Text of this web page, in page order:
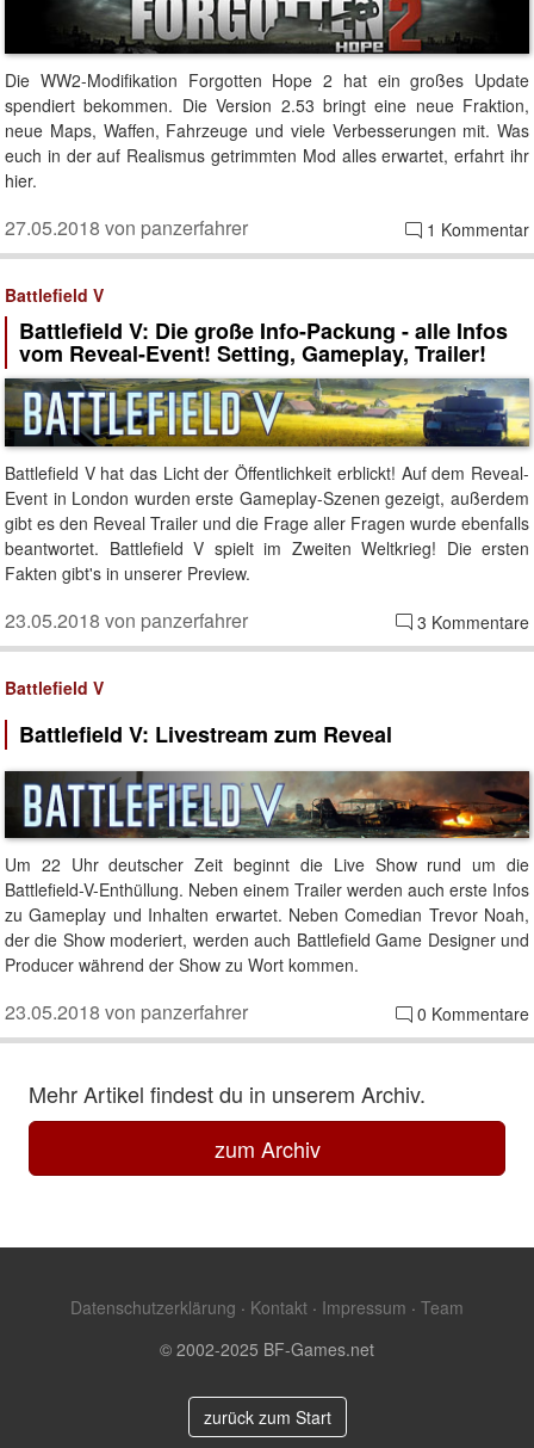
Die WW2-Modifikation Forgotten Hope 2 hat ein großes Update
spendiert bekommen. Die Version 2.53 bringt eine neue Fraktion,
neue Maps, Waffen, Fahrzeuge und viele Verbesserungen mit. Was
euch in der auf Realismus getrimmten Mod alles erwartet, erfahrt ihr
hier.
1 Kommentar
27.05.2018 von panzerfahrer
Battlefield V
Battlefield V: Die große Info-Packung - alle Infos
vom Reveal-Event! Setting, Gameplay, Trailer!
Battlefield V hat das Licht der Öffentlichkeit erblickt! Auf dem Reveal-
Event in London wurden erste Gameplay-Szenen gezeigt, außerdem
gibt es den Reveal Trailer und die Frage aller Fragen wurde ebenfalls
beantwortet. Battlefield V spielt im Zweiten Weltkrieg! Die ersten
Fakten gibt's in unserer Preview.
3 Kommentare
23.05.2018 von panzerfahrer
Battlefield V
Battlefield V: Livestream zum Reveal
Um 22 Uhr deutscher Zeit beginnt die Live Show rund um die
Battlefield-V-Enthüllung. Neben einem Trailer werden auch erste Infos
zu Gameplay und Inhalten erwartet. Neben Comedian Trevor Noah,
der die Show moderiert, werden auch Battlefield Game Designer und
Producer während der Show zu Wort kommen.
0 Kommentare
23.05.2018 von panzerfahrer
Mehr Artikel findest du in unserem Archiv.
zum Archiv
Datenschutzerklärung · Kontakt · Impressum · Team
© 2002-2025 BF-Games.net
zurück zum Start